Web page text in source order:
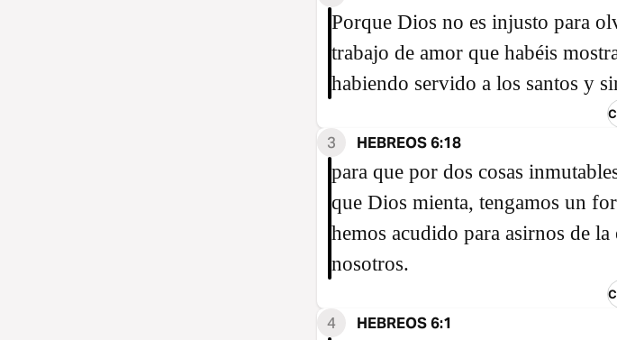
Porque Dios no es injusto para
trabajo de amor que habéis
habiendo servido a los santos y
3 HEBREOS 6:18
para que por dos cosas
que Dios mienta, tengamos un
hemos acudido para asirnos de la
nosotros.
4 HEBREOS 6:1